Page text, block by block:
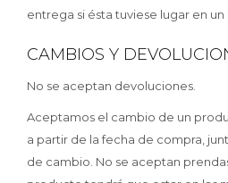
entrega si ésta tuviese lugar en
CAMBIOS Y
No se aceptan devoluciones.
Aceptamos el cambio de un
a partir de la fecha de compra,
de cambio. No se aceptan